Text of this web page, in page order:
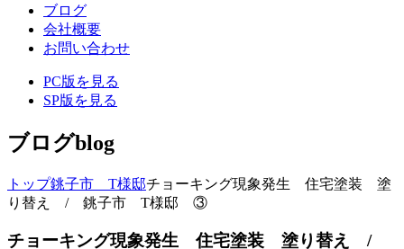
ブログ
会社概要
お問い合わせ
PC版を見る
SP版を見る
ブログblog
トップ銚子市 T様邸チョーキング現象発生 住宅塗装 塗
り替え / 銚子市 T様邸 ③
チョーキング現象発生 住宅塗装 塗り替え /